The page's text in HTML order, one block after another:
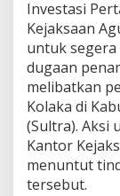
Investasi
Kejaksaan
untuk
dugaan
melibatkan
Kolaka di
(Sultra). Aksi
Kantor
menuntut
tersebut.